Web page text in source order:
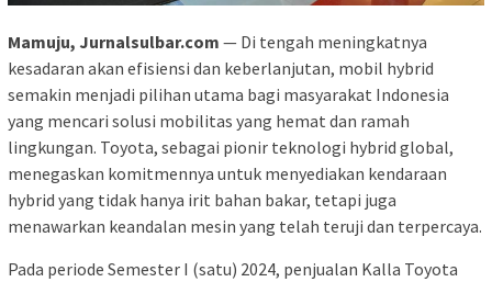
Mamuju, Jurnalsulbar.com — Di tengah meningkatnya
kesadaran akan efisiensi dan keberlanjutan, mobil hybrid
semakin menjadi pilihan utama bagi masyarakat Indonesia
yang mencari solusi mobilitas yang hemat dan ramah
lingkungan. Toyota, sebagai pionir teknologi hybrid global,
menegaskan komitmennya untuk menyediakan kendaraan
hybrid yang tidak hanya irit bahan bakar, tetapi juga
menawarkan keandalan mesin yang telah teruji dan terpercaya.
Pada periode Semester I (satu) 2024, penjualan Kalla Toyota